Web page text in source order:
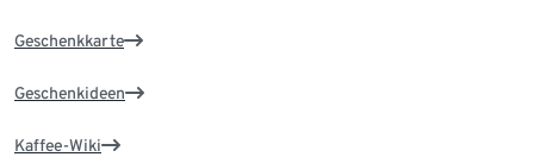
Geschenkkarte
Geschenkideen
Kaffee-Wiki